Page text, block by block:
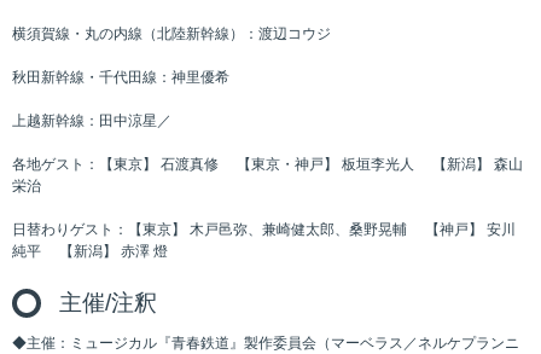
横須賀線・丸の内線（北陸新幹線）：渡辺コウジ
秋田新幹線・千代田線：神里優希
上越新幹線：田中涼星／
各地ゲスト：【東京】 石渡真修 【東京・神戸】 板垣李光人 【新潟】 森山
栄治
日替わりゲスト：【東京】 木戸邑弥、兼崎健太郎、桑野晃輔 【神戸】 安川
純平 【新潟】 赤澤 燈
主催/注釈
◆主催：ミュージカル『青春鉄道』製作委員会（マーベラス／ネルケプランニ